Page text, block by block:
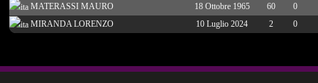
MATERASSI MAURO
18 Ottobre 1965 60
0
MIRANDA LORENZO
10 Luglio 2024 2 0